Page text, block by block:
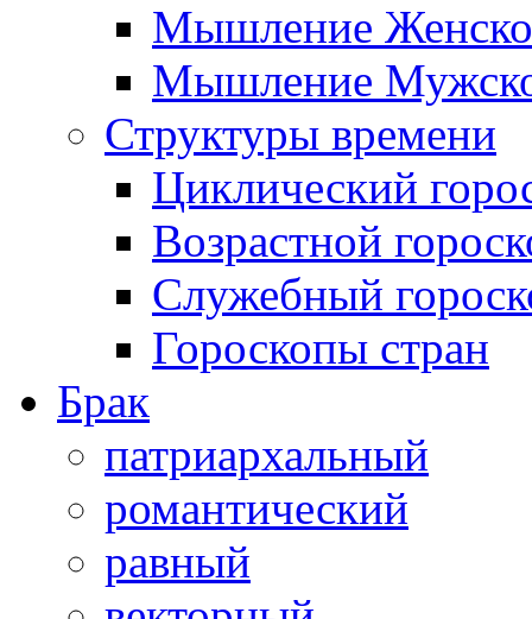
Мышление
Мышление
Структуры времени
Циклический
Возрастной
Служебный
Гороскопы стран
Брак
патриархальный
романтический
равный